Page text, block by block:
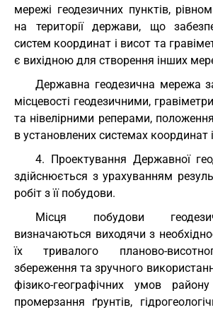
мережі геодезичних пунктів,
на території держави, що
систем координат і висот та
є вихідною для створення інших
Державна геодезична мережа
місцевості геодезичними,
та нівелірними реперами,
в установлених системах координат
4. Проектування Державної
здійснюється з урахуванням
робіт з її побудови.
Місця побудови
визначаються виходячи з
їх тривалого планово-
збереження та зручного
фізико-географічних умов
промерзання ґрунтів,